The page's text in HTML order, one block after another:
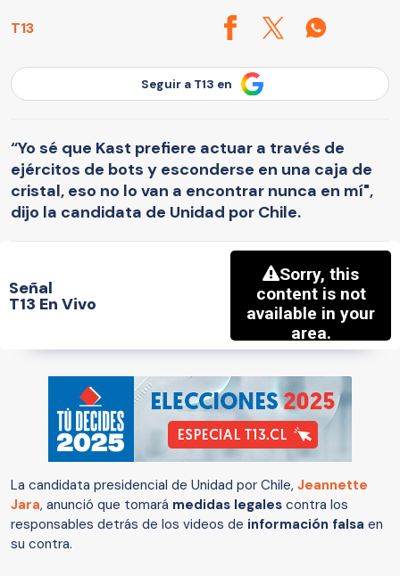
T13
Seguir a T13 en
“Yo sé que Kast prefiere actuar a través de
ejércitos de bots y esconderse en una caja de
cristal, eso no lo van a encontrar nunca en mí",
dijo la candidata de Unidad por Chile.
Señal
T13 En Vivo
La candidata presidencial de Unidad por Chile, Jeannette
Jara, anunció que tomará medidas legales contra los
responsables detrás de los videos de información falsa en
su contra.